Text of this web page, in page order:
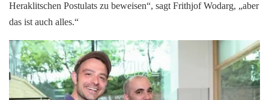
Heraklitschen Postulats zu beweisen“, sagt Frithjof Wodarg, „aber
das ist auch alles.“